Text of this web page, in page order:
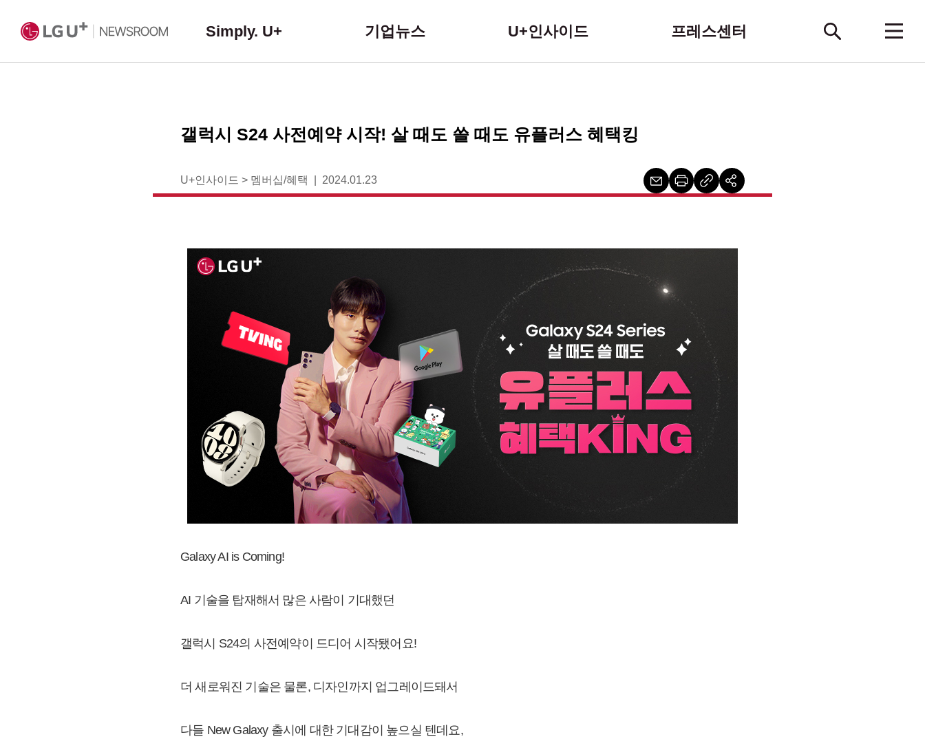
Simply. U+ 기업뉴스 U+인사이드 프레스센터
갤럭시 S24 사전예약 시작! 살 때도 쓸 때도 유플러스 혜택킹
U+인사이드 > 멤버십/혜택 2024.01.23
Galaxy AI is Coming!
AI 기술을 탑재해서 많은 사람이 기대했던
갤럭시 S24의 사전예약이 드디어 시작됐어요!
더 새로워진 기술은 물론, 디자인까지 업그레이드돼서
다들 New Galaxy 출시에 대한 기대감이 높으실 텐데요,